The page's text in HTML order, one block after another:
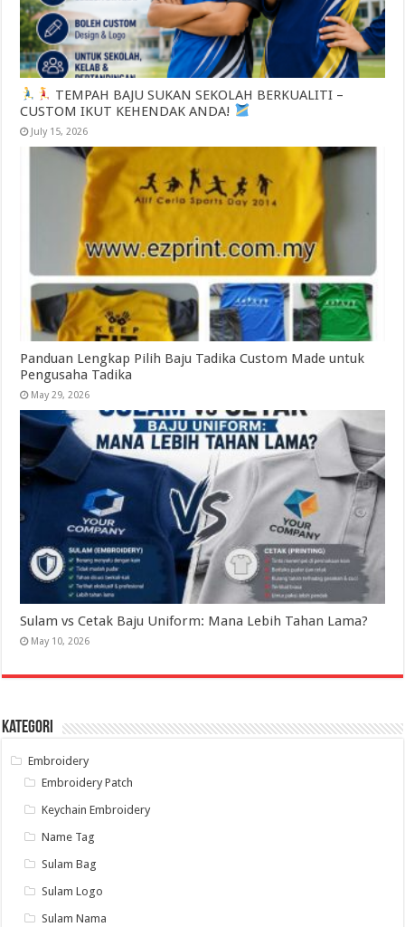
TEMPAH BAJU SUKAN SEKOLAH BERKUALITI –
CUSTOM IKUT KEHENDAK ANDA!
July 15, 2026
Panduan Lengkap Pilih Baju Tadika Custom Made untuk
Pengusaha Tadika
May 29, 2026
Sulam vs Cetak Baju Uniform: Mana Lebih Tahan Lama?
May 10, 2026
Kategori
Embroidery
Embroidery Patch
Keychain Embroidery
Name Tag
Sulam Bag
Sulam Logo
Sulam Nama